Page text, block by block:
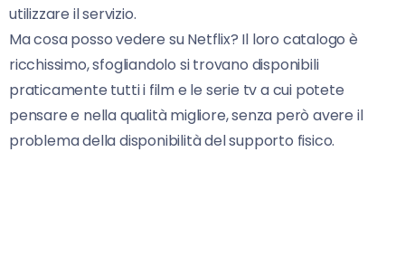
utilizzare il servizio.
Ma cosa posso vedere su Netflix? Il loro catalogo è
ricchissimo, sfogliandolo si trovano disponibili
praticamente tutti i film e le serie tv a cui potete
pensare e nella qualità migliore, senza però avere il
problema della disponibilità del supporto fisico.